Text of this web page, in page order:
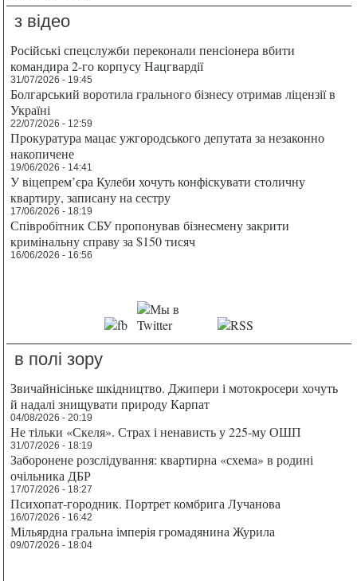
з відео
Російські спецслужби переконали пенсіонера вбити
командира 2-го корпусу Нацгвардії
31/07/2026 - 19:45
Болгарський воротила грального бізнесу отримав ліцензії в
Україні
22/07/2026 - 12:59
Прокуратура мацає ужгородського депутата за незаконно
накопичене
19/06/2026 - 14:41
У віцепрем’єра Кулеби хочуть конфіскувати столичну
квартиру, записану на сестру
17/06/2026 - 18:19
Співробітник СБУ пропонував бізнесмену закрити
кримінальну справу за $150 тисяч
16/06/2026 - 16:56
в полі зору
Звичайнісіньке шкідництво. Джипери і мотокросери хочуть
й надалі знищувати природу Карпат
04/08/2026 - 20:19
Не тільки «Скеля». Страх і ненависть у 225-му ОШП
31/07/2026 - 18:19
Заборонене розслідування: квартирна «схема» в родині
очільника ДБР
17/07/2026 - 18:27
Психопат-городник. Портрет комбрига Лучанова
16/07/2026 - 16:42
Мільярдна гральна імперія громадянина Журила
09/07/2026 - 18:04